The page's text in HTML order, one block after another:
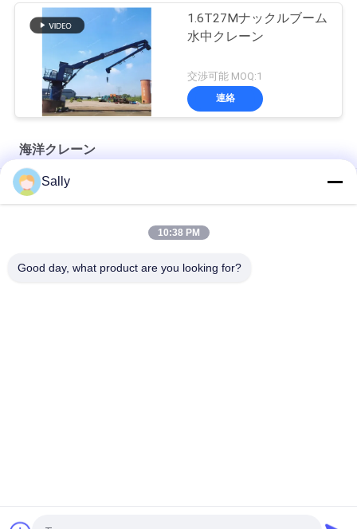
1.6T27Mナックルブーム
水中クレーン
交渉可能 MOQ:1
連絡
海洋クレーン
プレミアム OUCO マリン ワイヤー ロープ
Sally
10:38 PM
Good day, what product are you looking for?